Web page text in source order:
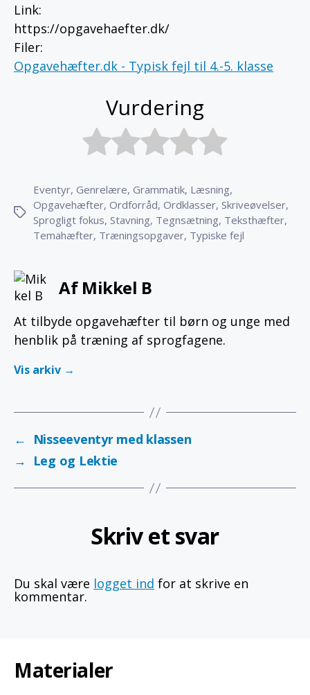
Link:
https://opgavehaefter.dk/
Filer:
Opgavehæfter.dk - Typisk fejl til 4.-5. klasse
Vurdering
Tags
Eventyr, Genrelære, Grammatik, Læsning,
Opgavehæfter, Ordforråd, Ordklasser, Skriveøvelser,
Sprogligt fokus, Stavning, Tegnsætning, Teksthæfter,
Temahæfter, Træningsopgaver, Typiske fejl
Af Mikkel B
At tilbyde opgavehæfter til børn og unge med
henblik på træning af sprogfagene.
Vis arkiv →
←
Nisseeventyr med klassen
→
Leg og Lektie
Skriv et svar
Du skal være logget ind for at skrive en
kommentar.
Materialer